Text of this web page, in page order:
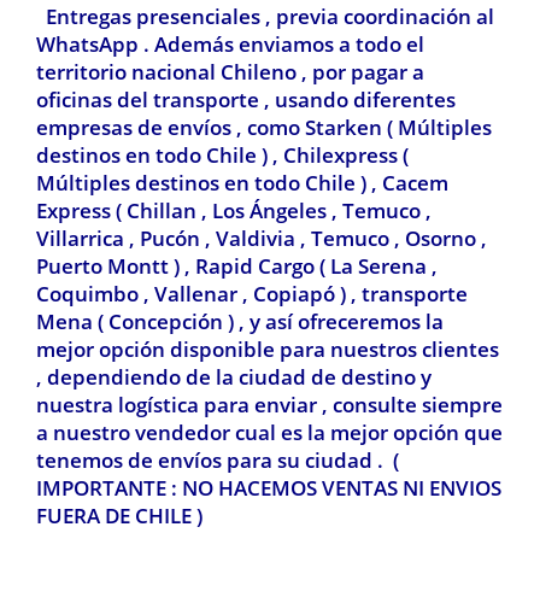
Entregas presenciales , previa coordinación al
WhatsApp . Además enviamos a todo el
territorio nacional Chileno , por pagar a
oficinas del transporte , usando diferentes
empresas de envíos , como Starken ( Múltiples
destinos en todo Chile ) , Chilexpress(
Múltiples destinos en todo Chile ) , Cacem
Express ( Chillan , Los Ángeles , Temuco ,
Villarrica , Pucón , Valdivia , Temuco , Osorno ,
Puerto Montt ) , Rapid Cargo ( La Serena ,
Coquimbo , Vallenar , Copiapó ) , transporte
Mena ( Concepción ) , y así ofreceremos la
mejor opción disponible para nuestros clientes
, dependiendo de la ciudad de destino y
nuestra logística para enviar , consulte siempre
a nuestro vendedor cual es la mejor opción que
tenemos de envíos para su ciudad . (
IMPORTANTE : NO HACEMOS VENTAS NI ENVIOS
FUERA DE CHILE )